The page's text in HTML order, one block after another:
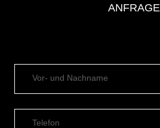
ANFRAGE
Vor- und Nachname
Telefon